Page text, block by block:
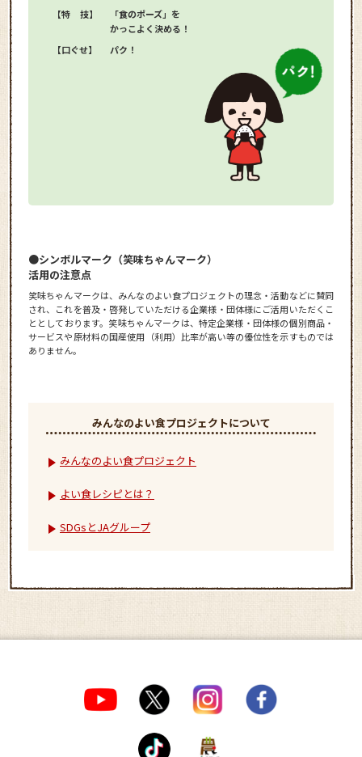
【特 技】
「食のポーズ」を
かっこよく決める！
【口ぐせ】
パク！
●シンボルマーク（笑味ちゃんマーク）
活用の注意点
笑味ちゃんマークは、みんなのよい食プロジェクトの理念・活動などに賛同
され、これを普及・啓発していただける企業様・団体様にご活用いただくこ
ととしております。笑味ちゃんマークは、特定企業様・団体様の個別商品・
サービスや原材料の国産使用（利用）比率が高い等の優位性を示すものでは
ありません。
みんなのよい食プロジェクトについて
みんなのよい食プロジェクト
よい食レシピとは？
SDGsとJAグループ